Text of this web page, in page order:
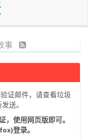
事
证邮件，请查看垃圾
送。
，使用网页版即可。
登录。